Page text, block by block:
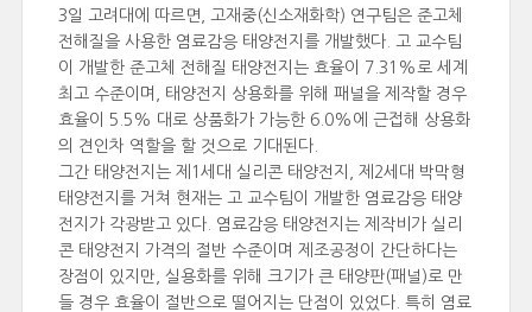
3일 고려대에 따르면, 고재중(신소재화학) 연구팀은 준고체
전해질을 사용한 염료감응 태양전지를 개발했다. 고 교수팀
이 개발한 준고체 전해질 태양전지는 효율이 7.31%로 세계
최고 수준이며, 태양전지 상용화를 위해 패널을 제작할 경우
효율이 5.5% 대로 상품화가 가능한 6.0%에 근접해 상용화
의 견인차 역할을 할 것으로 기대된다.
그간 태양전지는 제1세대 실리콘 태양전지, 제2세대 박막형
태양전지를 거쳐 현재는 고 교수팀이 개발한 염료감응 태양
전지가 각광받고 있다. 염료감응 태양전지는 제작비가 실리
콘 태양전지 가격의 절반 수준이며 제조공정이 간단하다는
장점이 있지만, 실용화를 위해 크기가 큰 태양판(패널)로 만
들 경우 효율이 절반으로 떨어지는 단점이 있었다. 특히 염료